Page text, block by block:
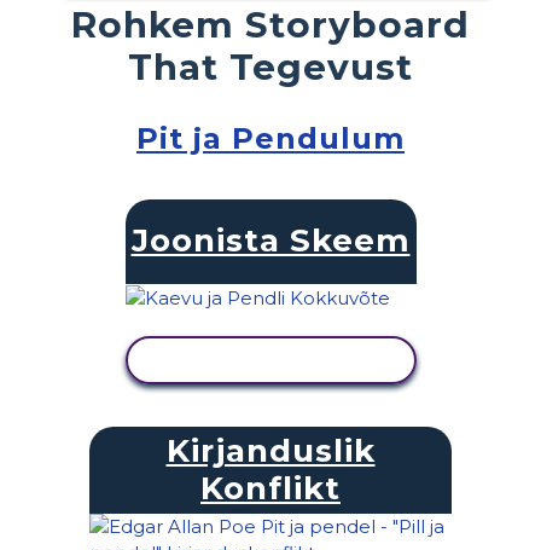
Rohkem Storyboard
That Tegevust
Pit ja Pendulum
Joonista Skeem
Kirjanduslik
Konflikt